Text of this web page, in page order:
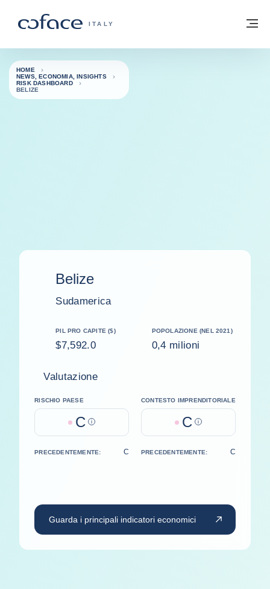
COFACE FOR TRADE - GROUP WEBSITE
ITALY
Torna alla Homepage
HOME
NEWS, ECONOMIA, INSIGHTS
RISK DASHBOARD
BELIZE
Belize
Sudamerica
PIL PRO CAPITE ($)
$7,592.0
POPOLAZIONE (NEL 2021)
0,4 milioni
Valutazione
RISCHIO PAESE
C Help
CONTESTO IMPRENDITORIALE
C Help
PRECEDENTEMENTE: C PRECEDENTEMENTE: C
Guarda i principali indicatori economici